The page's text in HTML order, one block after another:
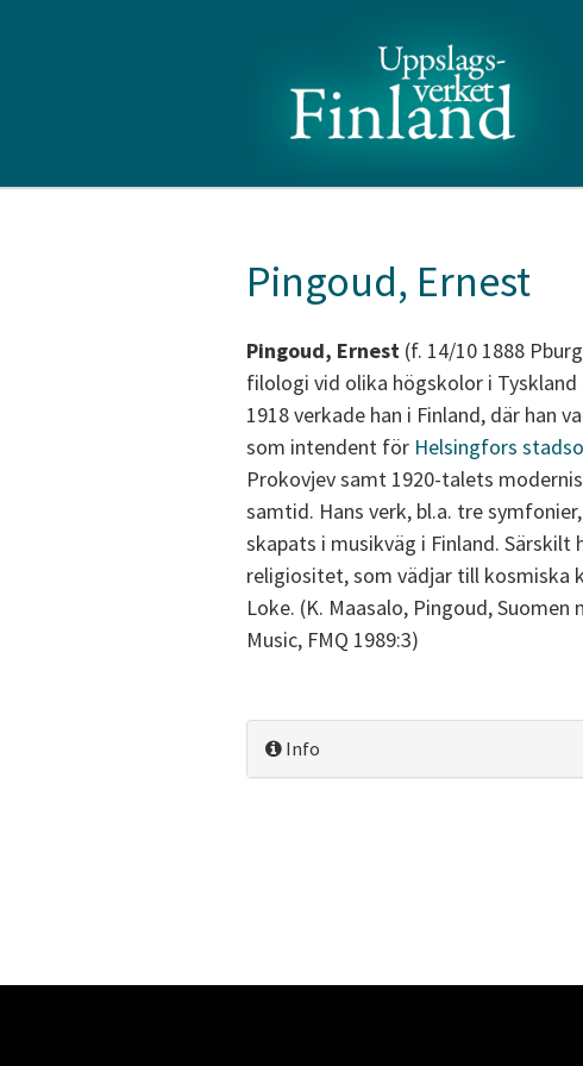
Pingoud, Ernest
Pingoud, Ernest (f. 14/10 1888
filologi vid olika högskolor i Tyskland
1918 verkade han i Finland, där han
som intendent för Helsingfors
Prokovjev samt 1920-talets
samtid. Hans verk, bl.a. tre
skapats i musikväg i Finland.
religiositet, som vädjar till kosmiska
Loke. (K. Maasalo, Pingoud,
Music, FMQ 1989:3)
Info